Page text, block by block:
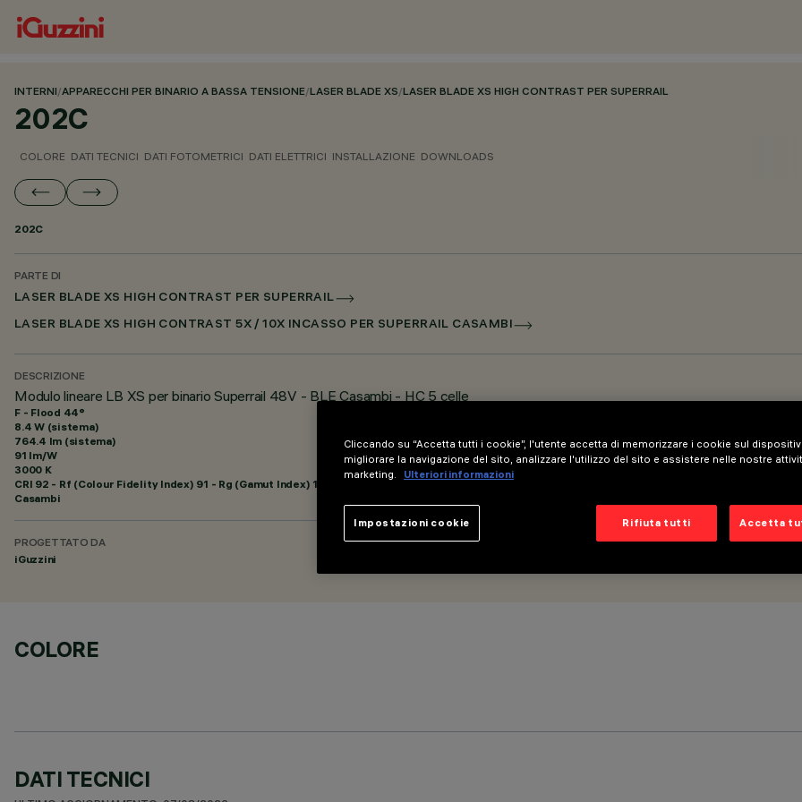
INTERNI/APPARECCHI PER BINARIO A BASSA TENSIONE/LASER BLADE XS/LASER BLADE XS HIGH CONTRAST PER SUPERRAIL
202C
COLORE DATI TECNICI DATI FOTOMETRICI DATI ELETTRICI INSTALLAZIONE DOWNLOADS
202C
PARTE DI
LASER BLADE XS HIGH CONTRAST PER SUPERRAIL
LASER BLADE XS HIGH CONTRAST 5X / 10X INCASSO PER SUPERRAIL CASAMBI
DESCRIZIONE
Modulo lineare LB XS per binario Superrail 48V - BLE Casambi - HC 5 celle
F - Flood 44°
8.4 W (sistema)
764.4 lm (sistema)
91 lm/W
3000 K
CRI 92 - Rf (Colour Fidelity Index) 91 - Rg (Gamut Index) 102
Casambi
PROGETTATO DA
iGuzzini
COLORE
DATI TECNICI
Cliccando su “Accetta tutti i cookie”, l'utente accetta di memorizzare i cookie sul
migliorare la navigazione del sito, analizzare l'utilizzo del sito e assistere nelle nostre
marketing.
Ulteriori informazioni
Rifiuta tutti Accetta
Impostazioni cookie